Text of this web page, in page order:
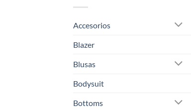
Accesorios
Blazer
Blusas
Bodysuit
Bottoms